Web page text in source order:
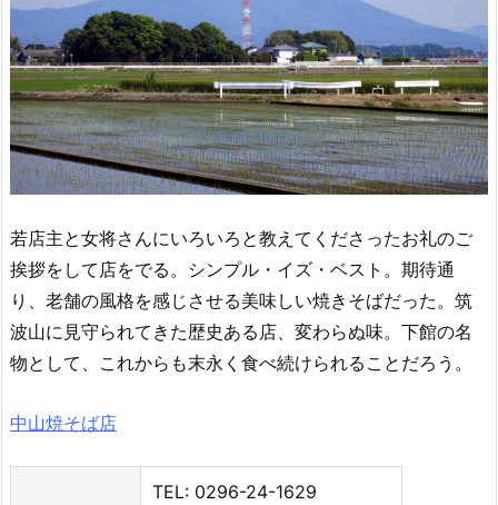
若店主と女将さんにいろいろと教えてくださったお礼のご
挨拶をして店をでる。シンプル・イズ・ベスト。期待通
り、老舗の風格を感じさせる美味しい焼きそばだった。筑
波山に見守られてきた歴史ある店、変わらぬ味。下館の名
物として、これからも末永く食べ続けられることだろう。
中山焼そば店
TEL: 0296-24-1629